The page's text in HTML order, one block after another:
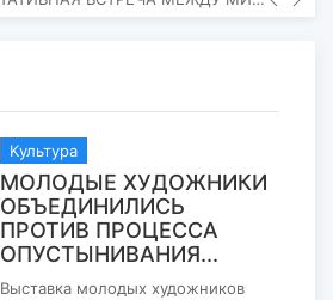
Kультура
МОЛОДЫЕ ХУДОЖНИКИ
ОБЪЕДИНИЛИСЬ
ПРОТИВ ПРОЦЕССА
ОПУСТЫНИВАНИЯ...
Выставка молодых художников